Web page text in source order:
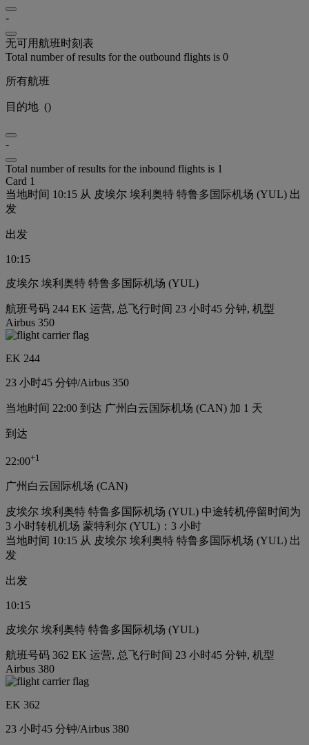
-
无可用航班时刻表
Total number of results for the outbound flights is 0
所有航班
目的地 ()
-
Total number of results for the inbound flights is 1
Card 1
当地时间 10:15 从 皮埃尔 埃利奥特 特鲁多国际机场 (YUL) 出
发
出发
10:15
皮埃尔 埃利奥特 特鲁多国际机场 (YUL)
航班号码 244 EK 运营, 总飞行时间 23 小时45 分钟, 机型
Airbus 350
EK 244
23 小时45 分钟/Airbus 350
当地时间 22:00 到达 广州白云国际机场 (CAN) 加 1 天
到达
22:00+1
广州白云国际机场 (CAN)
皮埃尔 埃利奥特 特鲁多国际机场 (YUL) 中途转机停留时间为
3 小时转机机场 蒙特利尔 (YUL)：3 小时
当地时间 10:15 从 皮埃尔 埃利奥特 特鲁多国际机场 (YUL) 出
发
出发
10:15
皮埃尔 埃利奥特 特鲁多国际机场 (YUL)
航班号码 362 EK 运营, 总飞行时间 23 小时45 分钟, 机型
Airbus 380
EK 362
23 小时45 分钟/Airbus 380